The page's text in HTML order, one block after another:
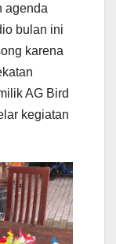
agenda
bulan ini
karena
AG Bird
kegiatan